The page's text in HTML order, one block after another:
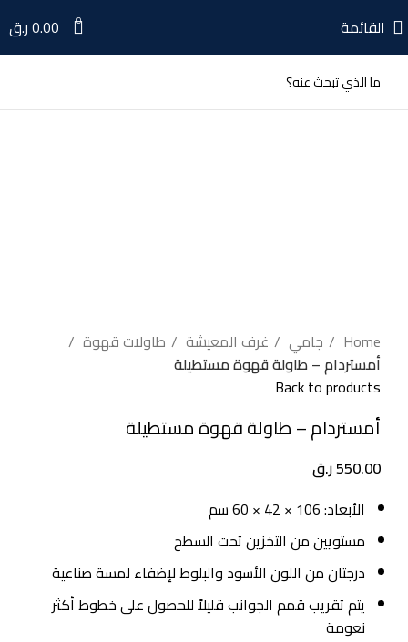
القائمة 0
0.00ر.ق
Home جامي غرف المعيشة
طاولات قهوة
أمستردام – طاولة قهوة مستطيلة
Back to products
أمستردام – طاولة قهوة مستطيلة
550.00ر.ق
الأبعاد: 106 × 42 × 60 سم
مستويين من التخزين تحت السطح
درجتان من اللون الأسود والبلوط لإضفاء لمسة صناعية
يتم تقريب قمم الجوانب قليلاً للحصول على خطوط أكثر
نعومة